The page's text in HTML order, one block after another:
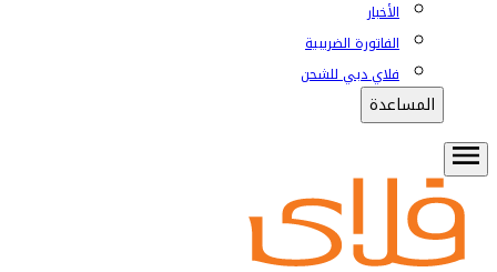
الأخبار
الفاتورة الضريبية
فلاي دبي للشحن
المساعدة